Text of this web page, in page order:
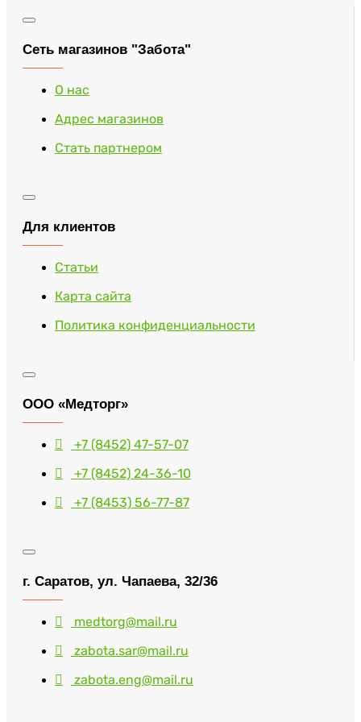
Сеть магазинов "Забота"
О нас
Адрес магазинов
Стать партнером
Для клиентов
Статьи
Карта сайта
Политика конфиденциальности
ООО «Медторг»
+7 (8452) 47-57-07
+7 (8452) 24-36-10
+7 (8453) 56-77-87
г. Саратов, ул. Чапаева, 32/36
medtorg@mail.ru
zabota.sar@mail.ru
zabota.eng@mail.ru